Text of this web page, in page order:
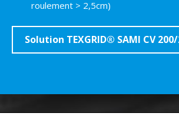
roulement > 2,5cm)
Solution TEXGRID® SAMI CV